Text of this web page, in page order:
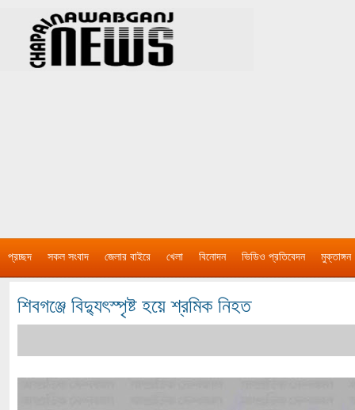
প্রচ্ছদ সকল সংবাদ জেলার বাইরে খেলা বিনোদন ভিডিও প্রতিবেদন মুক্তাঙ্গন
শিবগঞ্জে বিদ্যুৎস্পৃষ্ট হয়ে শ্রমিক নিহত